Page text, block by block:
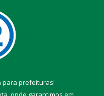
para prefeituras!